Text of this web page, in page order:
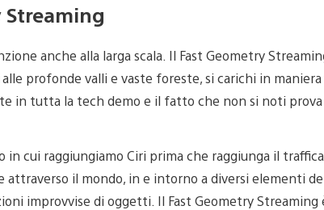
Streaming
anche alla larga scala. Il Fast Geometry
profonde valli e vaste foreste, si carichi in
in tutta la tech demo e il fatto che non si noti prova
in cui raggiungiamo Ciri prima che raggiunga il
attraverso il mondo, in e intorno a diversi elementi
improvvise di oggetti. Il Fast Geometry